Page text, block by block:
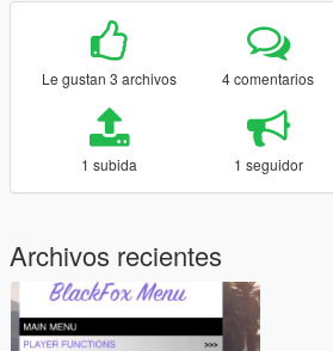
Le gustan 3 archivos 4 comentarios
1 subida 1 seguidor
Archivos recientes